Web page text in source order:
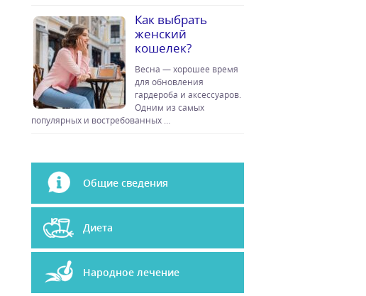
Как выбрать
женский
кошелек?
Весна — хорошее время
для обновления
гардероба и аксессуаров.
Одним из самых
популярных и востребованных …
Общие сведения
Диета
Народное лечение